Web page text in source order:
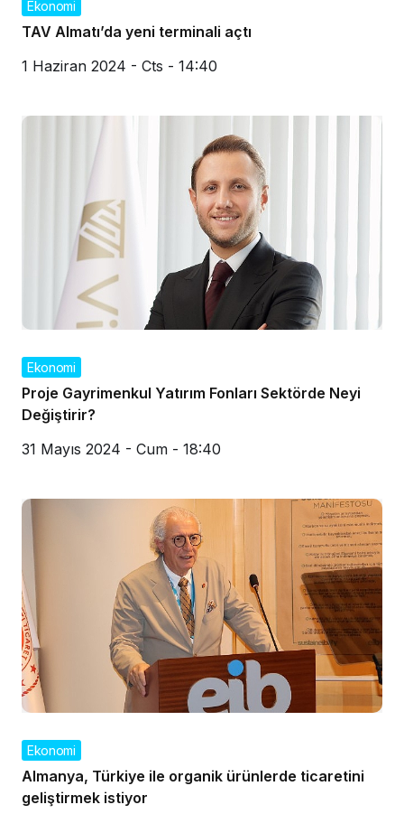
Ekonomi
TAV Almatı’da yeni terminali açtı
1 Haziran 2024 - Cts - 14:40
Ekonomi
Proje Gayrimenkul Yatırım Fonları Sektörde Neyi
Değiştirir?
31 Mayıs 2024 - Cum - 18:40
Ekonomi
Almanya, Türkiye ile organik ürünlerde ticaretini
geliştirmek istiyor